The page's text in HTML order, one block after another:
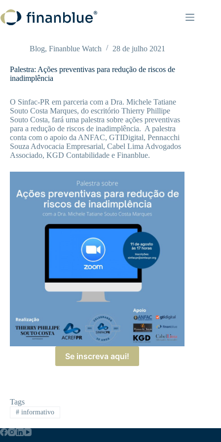
para
o
Blog, Finanblue Watch 28 de julho 2021
Palestra: Ações preventivas para redução de riscos de
inadimplência
O Sinfac-PR em parceria com a Dra. Michele Tatiane
Souto Costa Marques, do escritório Thierry Phillipe
Souto Costa, fará uma palestra sobre ações preventivas
para a redução de riscos de inadimplência. A palestra
conta com o apoio da ANFAC, GTIDigital, Pennacchi
Souza Advocacia Empresarial, Cabel Lima Advogados
Associado, KGD Contabilidade e Finanblue.
Se inscreva aqui!
Tags
#informativo